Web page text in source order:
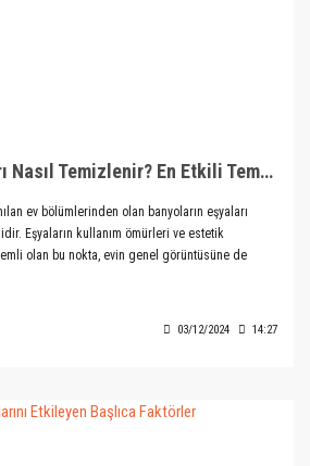
Lavabo Bataryaları Nasıl Temizlenir? En Etkili Temizlik Yöntemleri
ev bölümlerinden olan banyoların eşyaları
Eşyaların kullanım ömürleri ve estetik
olan bu nokta, evin genel görüntüsüne de
03/12/2024 14:27